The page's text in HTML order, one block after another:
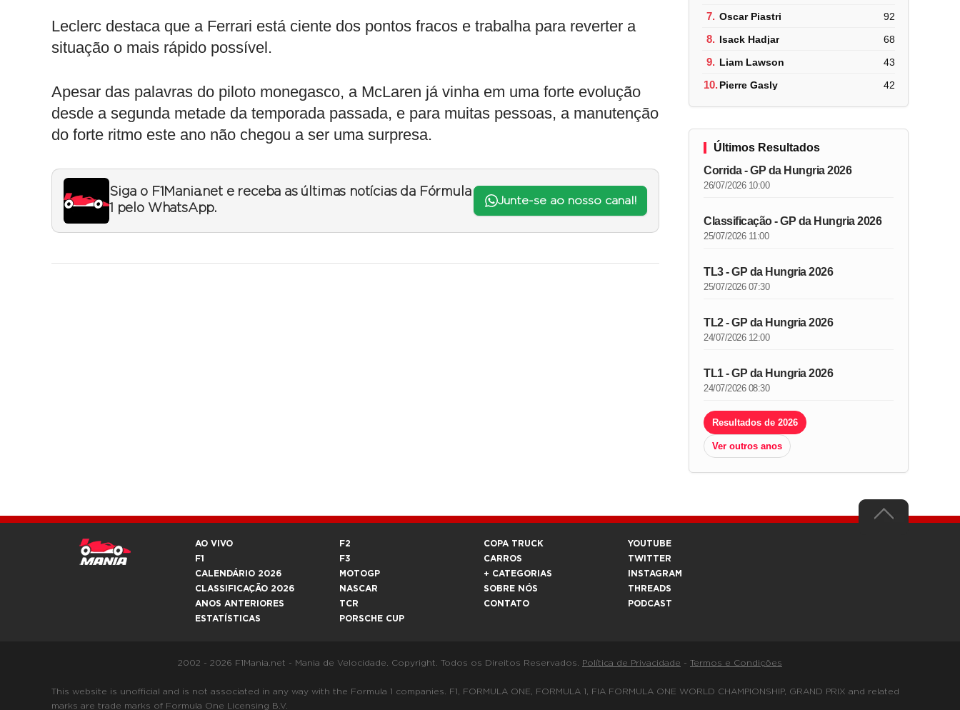
Leclerc destaca que a Ferrari está ciente dos pontos fracos e trabalha para reverter a
situação o mais rápido possível.
Apesar das palavras do piloto monegasco, a McLaren já vinha em uma forte evolução
desde a segunda metade da temporada passada, e para muitas pessoas, a manutenção
do forte ritmo este ano não chegou a ser uma surpresa.
Siga o F1Mania.net e receba as últimas notícias da Fórmula
1 pelo WhatsApp.
Junte-se ao nosso canal!
7. Oscar Piastri 92
8. Isack Hadjar 68
9. Liam Lawson 43
10.Pierre Gasly 42
Últimos Resultados
Corrida - GP da Hungria 2026
26/07/2026 10:00
Classificação - GP da Hungria 2026
25/07/2026 11:00
TL3 - GP da Hungria 2026
25/07/2026 07:30
TL2 - GP da Hungria 2026
24/07/2026 12:00
TL1 - GP da Hungria 2026
24/07/2026 08:30
Resultados de 2026
Ver outros anos
AO VIVO
F1
CALENDÁRIO 2026
CLASSIFICAÇÃO 2026
ANOS ANTERIORES
ESTATÍSTICAS
F2
F3
MOTOGP
NASCAR
TCR
PORSCHE CUP
COPA TRUCK
CARROS
+ CATEGORIAS
SOBRE NÓS
CONTATO
YOUTUBE
TWITTER
INSTAGRAM
THREADS
PODCAST
2002 - 2026 F1Mania.net - Mania de Velocidade. Copyright. Todos os Direitos Reservados. Política de Privacidade - Termos e Condições
This website is unofficial and is not associated in any way with the Formula 1 companies. F1, FORMULA ONE, FORMULA 1, FIA FORMULA ONE WORLD CHAMPIONSHIP, GRAND PRIX and related
marks are trade marks of Formula One Licensing B.V.